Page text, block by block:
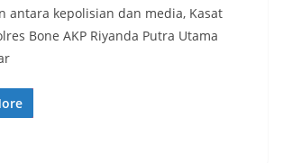
antara kepolisian dan media, Kasat
Bone AKP Riyanda Putra Utama